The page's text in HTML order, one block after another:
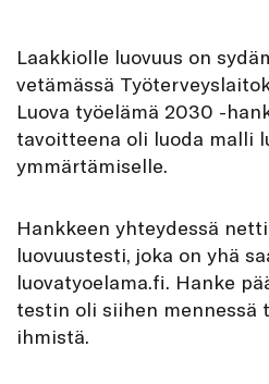
Laakkiolle luovuus on
vetämässä
Luova työelämä 2030 -
tavoitteena oli luoda malli
ymmärtämiselle.
Hankkeen yhteydessä
luovuustesti, joka on yhä
luovatyoelama.fi. Hanke
testin oli siihen mennessä
ihmistä.